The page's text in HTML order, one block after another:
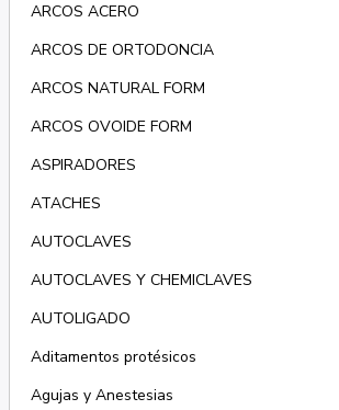
ARCOS ACERO
ARCOS DE ORTODONCIA
ARCOS NATURAL FORM
ARCOS OVOIDE FORM
ASPIRADORES
ATACHES
AUTOCLAVES
AUTOCLAVES Y CHEMICLAVES
AUTOLIGADO
Aditamentos protésicos
Agujas y Anestesias